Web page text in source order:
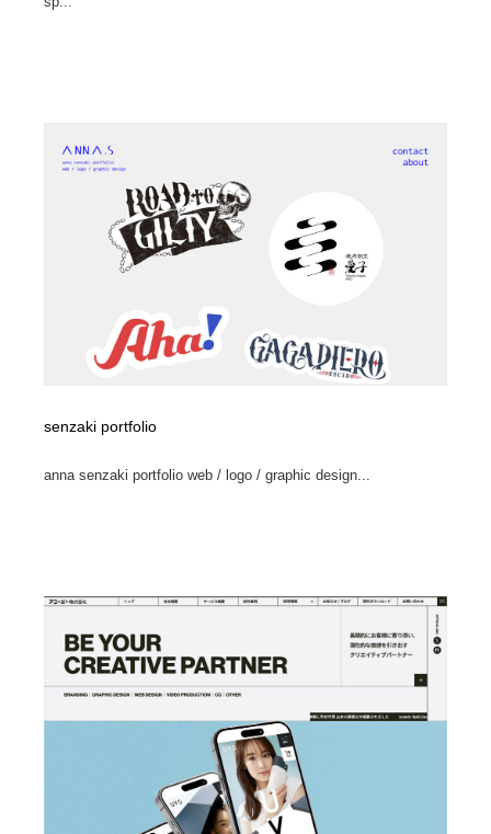
senzaki portfolio
anna senzaki portfolio web / logo / graphic design...